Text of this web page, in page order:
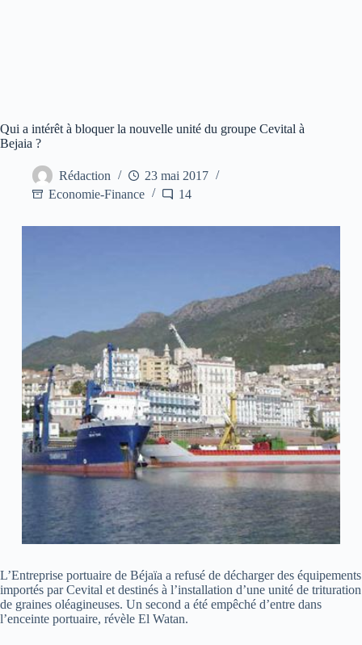
Qui a intérêt à bloquer la nouvelle unité du groupe Cevital à
Bejaia ?
Rédaction
23 mai 2017
Economie-Finance
14
L’Entreprise portuaire de Béjaïa a refusé de décharger des équipements
importés par Cevital et destinés à l’installation d’une unité de trituration
de graines oléagineuses. Un second a été empêché d’entre dans
l’enceinte portuaire, révèle El Watan.